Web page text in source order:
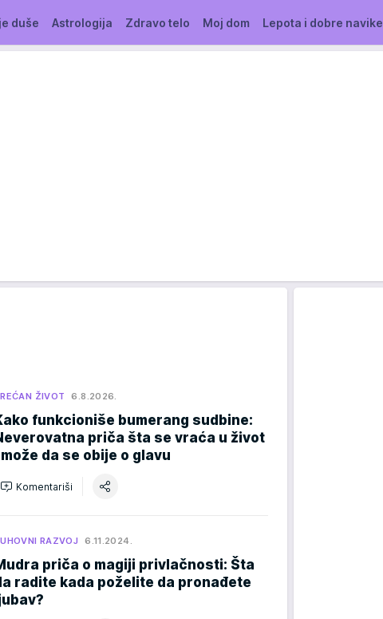
duše Astrologija Zdravo telo Moj dom Lepota i dobre navike
ŽIVOT 6.8.2026.
funkcioniše bumerang sudbine:
priča šta se vraća u život
da se obije o glavu
Komentariši
RAZVOJ 6.11.2024.
priča o magiji privlačnosti: Šta
radite kada poželite da pronađete